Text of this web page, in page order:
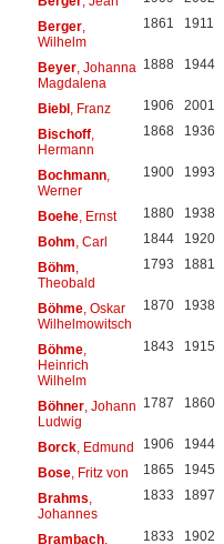
Berger,
Wilhelm
1861 1911
Beyer, Johanna
Magdalena
1888 1944
Biebl, Franz 1906 2001
Bischoff,
Hermann
1868 1936
Bochmann,
Werner
1900 1993
Boehe, Ernst 1880 1938
Bohm , Carl 1844 1920
Böhm
Theobald
1793 1881
Böhme, Oskar
Wilhelmowitsch
1870 1938
Böhme,
Heinrich
Wilhelm
1843 1915
Böhner, Johann
Ludwig
1787 1860
Borck, Edmund 1906 1944
Bose, Fritz von 1865 1945
Brahms
Johannes
1833 1897
Brambach,
1833 1902